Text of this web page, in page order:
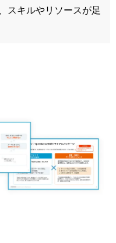
スキルやリソースが足